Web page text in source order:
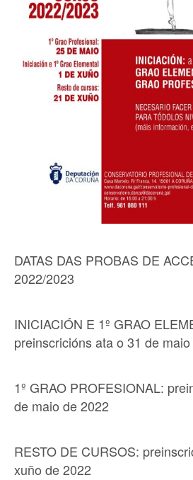
DATAS DAS PROBAS DE
2022/2023
INICIACIÓN E 1º GRAO
preinscricións ata o 31 de
1º GRAO PROFESIONAL:
de maio de 2022
RESTO DE CURSOS:
xuño de 2022